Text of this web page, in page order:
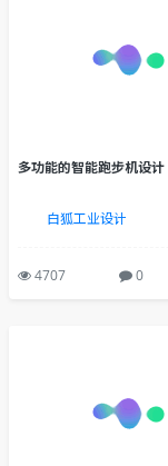
多功能的智能跑步机设计
白狐工业设计
4707 0